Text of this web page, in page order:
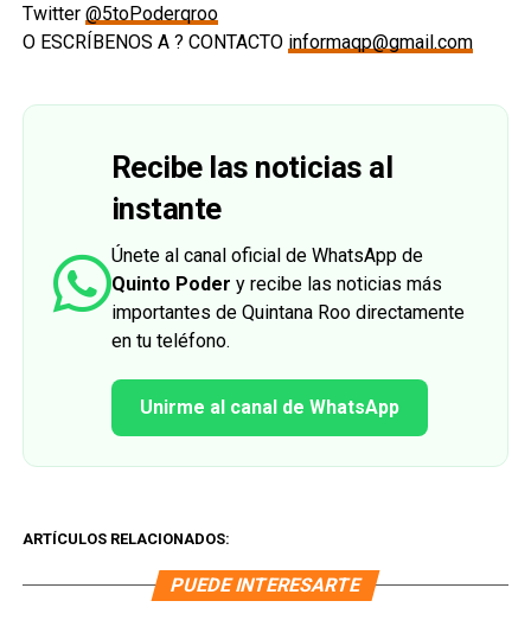
Twitter @5toPoderqroo
O ESCRÍBENOS A ? CONTACTO informaqp@gmail.com
Recibe las noticias al
instante
Únete al canal oficial de WhatsApp de
Quinto Poder y recibe las noticias más
importantes de Quintana Roo directamente
en tu teléfono.
Unirme al canal de WhatsApp
ARTÍCULOS RELACIONADOS:
PUEDE INTERESARTE